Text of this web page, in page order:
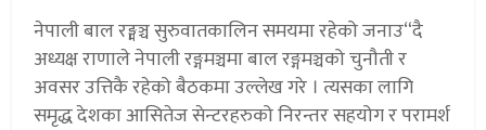
नेपाली बाल रङ्मञ्च सुरुवातकालिन समयमा रहेको जनाउ“दै
अध्यक्ष राणाले नेपाली रङ्गमञ्चमा बाल रङ्गमञ्चको चुनौती र
अवसर उत्तिकै रहेको बैठकमा उल्लेख गरे । त्यसका लागि
समृद्ध देशका आसितेज सेन्टरहरुको निरन्तर सहयोग र परामर्श